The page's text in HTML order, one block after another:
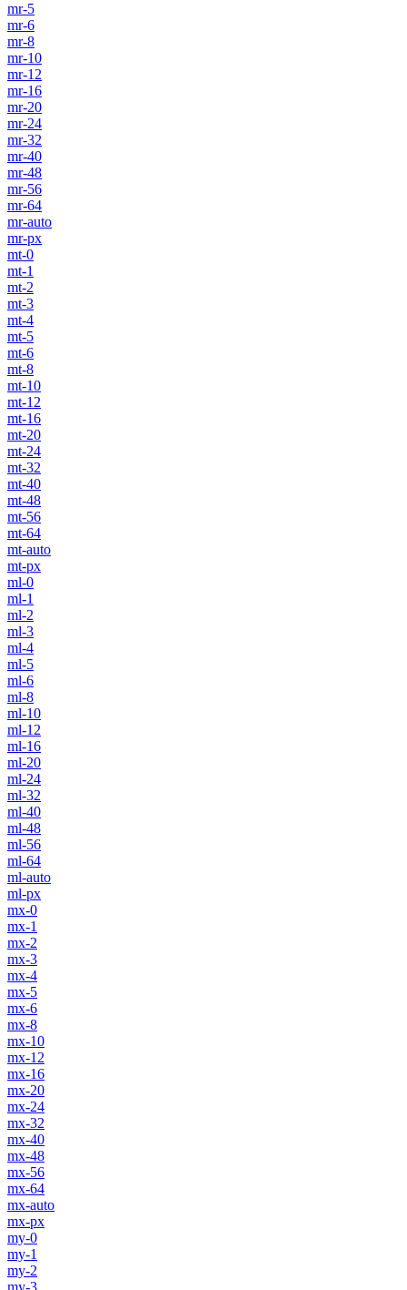
mr-5
mr-6
mr-8
mr-10
mr-12
mr-16
mr-20
mr-24
mr-32
mr-40
mr-48
mr-56
mr-64
mr-auto
mr-px
mt-0
mt-1
mt-2
mt-3
mt-4
mt-5
mt-6
mt-8
mt-10
mt-12
mt-16
mt-20
mt-24
mt-32
mt-40
mt-48
mt-56
mt-64
mt-auto
mt-px
ml-0
ml-1
ml-2
ml-3
ml-4
ml-5
ml-6
ml-8
ml-10
ml-12
ml-16
ml-20
ml-24
ml-32
ml-40
ml-48
ml-56
ml-64
ml-auto
ml-px
mx-0
mx-1
mx-2
mx-3
mx-4
mx-5
mx-6
mx-8
mx-10
mx-12
mx-16
mx-20
mx-24
mx-32
mx-40
mx-48
mx-56
mx-64
mx-auto
mx-px
my-0
my-1
my-2
my-3